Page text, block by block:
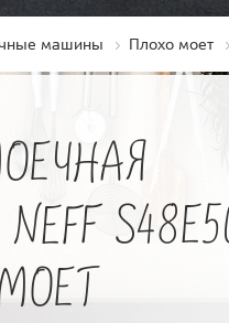
машины Плохо моет